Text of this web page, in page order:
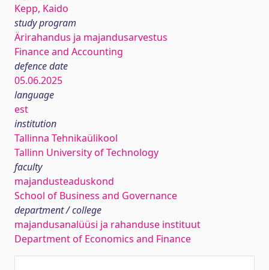
Kepp, Kaido
study program
Ärirahandus ja majandusarvestus
Finance and Accounting
defence date
05.06.2025
language
est
institution
Tallinna Tehnikaülikool
Tallinn University of Technology
faculty
majandusteaduskond
School of Business and Governance
department / college
majandusanalüüsi ja rahanduse instituut
Department of Economics and Finance